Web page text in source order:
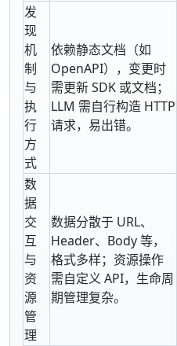
发
现
机
制
与
执
行
方
式
依赖静态文档（如
OpenAPI），变更时
需更新 SDK 或文档；
LLM 需自行构造 HTTP
请求，易出错。
数
据
交
互
与
资
源
管
理
数据分散于 URL、
Header、Body 等，
格式多样；资源操作
需自定义 API，生命周
期管理复杂。